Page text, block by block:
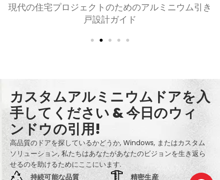
現代の住宅プロジェクトのためのアルミニウム引き
戸設計ガイド
カスタムアルミニウムドアを入
手してください & 今日のウィ
ンドウの引用!
高品質のドアを探しているかどうか, Windows, またはカスタム
ソリューション, 私たちはあなたがあなたのビジョンを生き返ら
せるのを助けるためにここにいます.
持続可能な品質
精密生産